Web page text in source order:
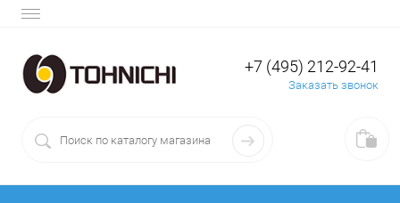
+7 (495) 212-92-41
Заказать звонок